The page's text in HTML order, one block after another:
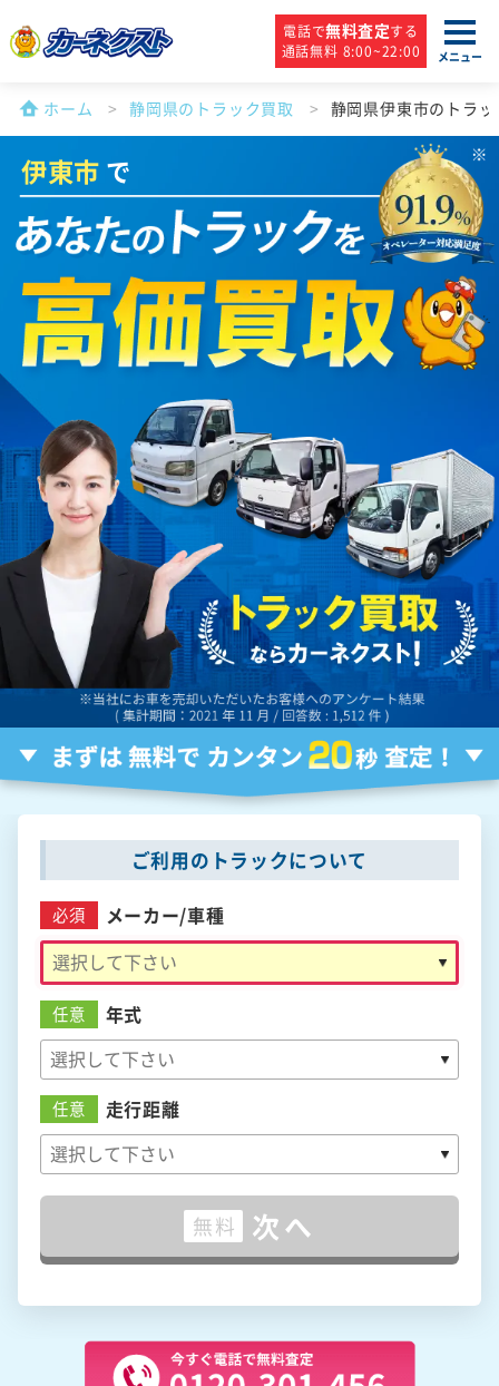
電話で無料査定する
通話無料 8:00~22:00
メニュー
ホーム 静岡県のトラック買取 静岡県伊東市のトラ
伊東市 で
ご利用のトラックについて
必須 メーカー/車種
任意 年式
任意 走行距離
無料 次へ